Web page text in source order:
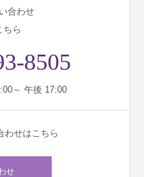
合わせ
ちら
8505
～ 午後 17:00
わせはこちら
せ